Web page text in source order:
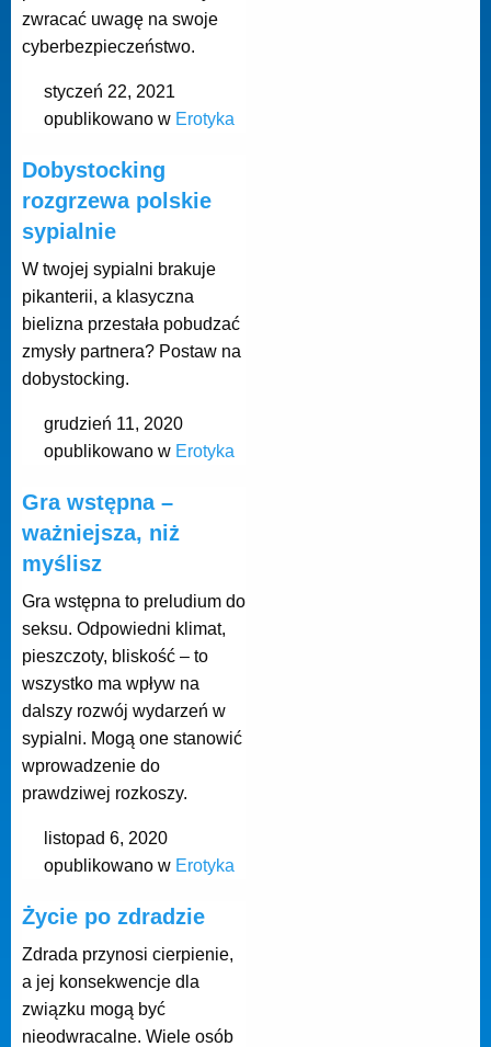
zwracać uwagę na swoje
cyberbezpieczeństwo.
styczeń 22, 2021
opublikowano w Erotyka
Dobystocking
rozgrzewa polskie
sypialnie
W twojej sypialni brakuje
pikanterii, a klasyczna
bielizna przestała pobudzać
zmysły partnera? Postaw na
dobystocking.
grudzień 11, 2020
opublikowano w Erotyka
Gra wstępna –
ważniejsza, niż
myślisz
Gra wstępna to preludium do
seksu. Odpowiedni klimat,
pieszczoty, bliskość – to
wszystko ma wpływ na
dalszy rozwój wydarzeń w
sypialni. Mogą one stanowić
wprowadzenie do
prawdziwej rozkoszy.
listopad 6, 2020
opublikowano w Erotyka
Życie po zdradzie
Zdrada przynosi cierpienie,
a jej konsekwencje dla
związku mogą być
nieodwracalne. Wiele osób